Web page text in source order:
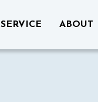
SERVICE ABOUT